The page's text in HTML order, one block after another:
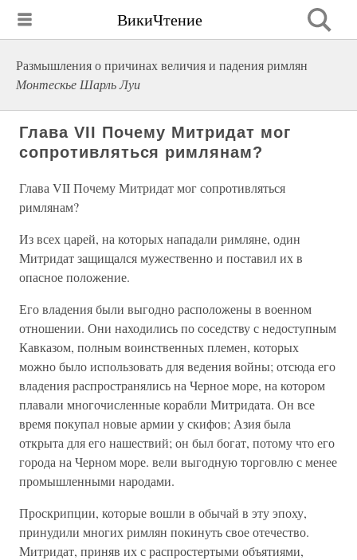
ВикиЧтение
Размышления о причинах величия и падения римлян
Монтескье Шарль Луи
Глава VII Почему Митридат мог
сопротивляться римлянам?
Глава VII Почему Митридат мог сопротивляться
римлянам?
Из всех царей, на которых нападали римляне, один
Митридат защищался мужественно и поставил их в
опасное положение.
Его владения были выгодно расположены в военном
отношении. Они находились по соседству с недоступным
Кавказом, полным воинственных племен, которых
можно было использовать для ведения войны; отсюда его
владения распространялись на Черное море, на котором
плавали многочисленные корабли Митридата. Он все
время покупал новые армии у скифов; Азия была
открыта для его нашествий; он был богат, потому что его
города на Черном море. вели выгодную торговлю с менее
промышленными народами.
Проскрипции, которые вошли в обычай в эту эпоху,
принудили многих римлян покинуть свое отечество.
Митридат, приняв их с распростертыми объятиями,